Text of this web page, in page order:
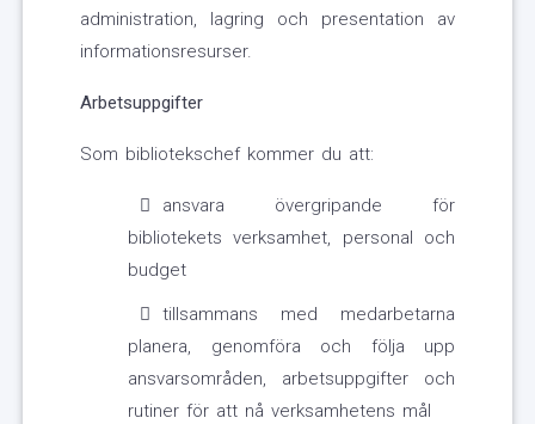
administration, lagring och presentation av
informationsresurser.
Arbetsuppgifter
Som bibliotekschef kommer du att:
ansvara övergripande för
bibliotekets verksamhet, personal och
budget
tillsammans med medarbetarna
planera, genomföra och följa upp
ansvarsområden, arbetsuppgifter och
rutiner för att nå verksamhetens mål